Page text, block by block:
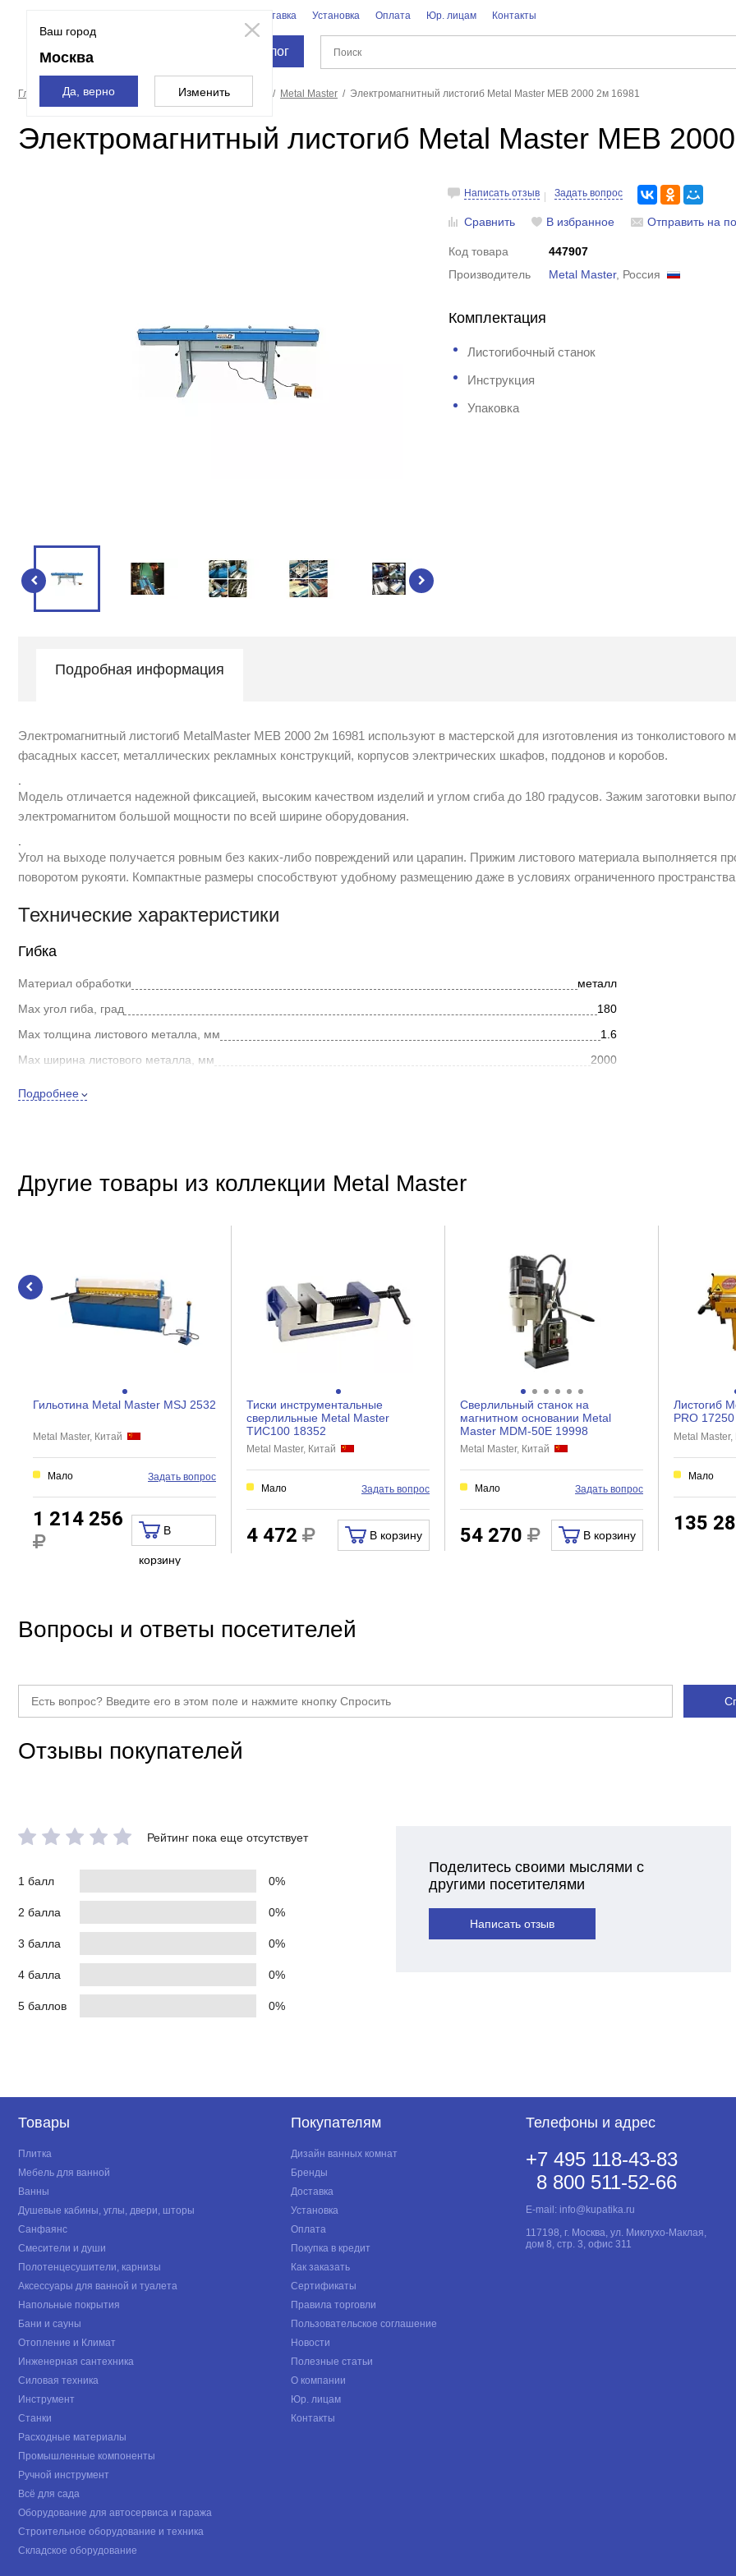
Ваш город
Москва
Да, верно Изменить
Доставка Установка Оплата Юр. лицам Контакты
Каталог
Главная страница Листогибочные станки Metal Master Электромагнитный листогиб Metal Master MEB 2000 2м 16981
Электромагнитный листогиб Metal Master MEB
Написать отзыв Задать вопрос
Сравнить В избранное Отправить на
Код товара
447907
Производитель
Metal Master, Россия
Комплектация
Листогибочный станок
Инструкция
Упаковка
Подробная информация
Электромагнитный листогиб MetalMaster MEB 2000 2м 16981 используют в мастерской для изготовления из тонколистового
фасадных кассет, металлических рекламных конструкций, корпусов электрических шкафов, поддонов и коробов.
Модель отличается надежной фиксацией, высоким качеством изделий и углом сгиба до 180 градусов. Зажим заготовки
электромагнитом большой мощности по всей ширине оборудования.
Угол на выходе получается ровным без каких-либо повреждений или царапин. Прижим листового материала выполняется
поворотом рукояти. Компактные размеры способствуют удобному размещению даже в условиях ограниченного
Технические характеристики
Гибка
Материал обработки
металл
Мах угол гиба, град
180
Max толщина листового металла, мм
1.6
Max ширина листового металла, мм
2000
Тип привода
Размеры
Высота, мм
Подробнее
Другие товары из коллекции Metal Master
Гильотина Metal Master MSJ 2532
Metal Master, Китай
Мало Задать вопрос
1 214 256 В
корзину
Тиски инструментальные
сверлильные Metal Master
ТИС100 18352
Metal Master, Китай
Мало Задать вопрос
4 472 В корзину
Сверлильный станок на
магнитном основании Metal
Master MDM-50E 19998
Metal Master, Китай
Мало Задать вопрос
54 270 В корзину
Листогиб
PRO 17250
Metal
Мало
135
Вопросы и ответы посетителей
Отзывы покупателей
Рейтинг пока еще отсутствует
1 балл 0%
2 балла 0%
3 балла 0%
4 балла 0%
5 баллов 0%
Поделитесь своими мыслями с
другими посетителями
Написать отзыв
Товары
Плитка
Мебель для ванной
Ванны
Душевые кабины, углы, двери, шторы
Санфаянс
Смесители и души
Полотенцесушители, карнизы
Аксессуары для ванной и туалета
Напольные покрытия
Бани и сауны
Отопление и Климат
Инженерная сантехника
Силовая техника
Инструмент
Станки
Расходные материалы
Промышленные компоненты
Ручной инструмент
Всё для сада
Оборудование для автосервиса и гаража
Строительное оборудование и техника
Складское оборудование
Покупателям
Дизайн ванных комнат
Бренды
Доставка
Установка
Оплата
Покупка в кредит
Как заказать
Сертификаты
Правила торговли
Пользовательское соглашение
Новости
Полезные статьи
О компании
Юр. лицам
Контакты
Телефоны и адрес
+7 495 118-43-83
8 800 511-52-66
E-mail: info@kupatika.ru
117198, г. Москва, ул. Миклухо-Маклая,
дом 8, стр. 3, офис 311